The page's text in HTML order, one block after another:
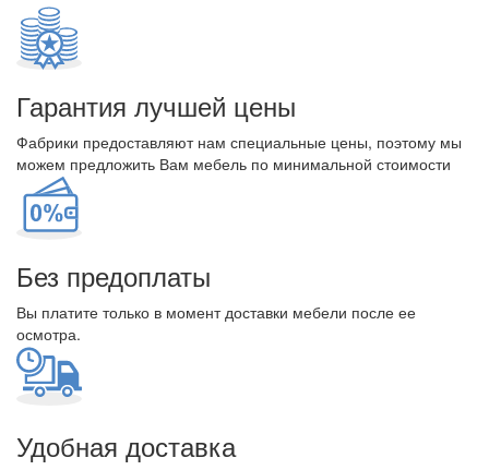
Гарантия лучшей цены
Фабрики предоставляют нам специальные цены, поэтому мы
можем предложить Вам мебель по минимальной стоимости
Без предоплаты
Вы платите только в момент доставки мебели после ее
осмотра.
Удобная доставка